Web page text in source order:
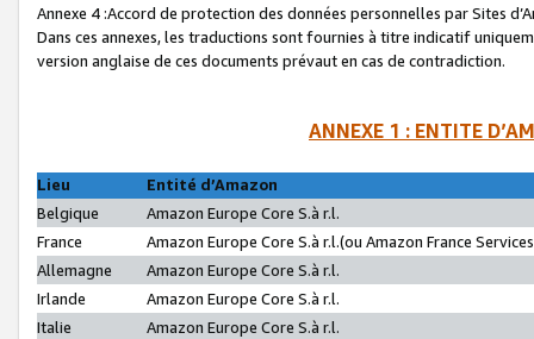
Annexe 4 :Accord de protection des données personnelles par Sites
Dans ces annexes, les traductions sont fournies à titre indicatif
version anglaise de ces documents prévaut en cas de contradiction.
ANNEXE 1 : ENTITE
Lieu
Entité d’Amazon
Belgique
Amazon Europe Core S.à r.l.
France
Amazon Europe Core S.à r.l.(ou Amazon France
Allemagne
Amazon Europe Core S.à r.l.
Irlande
Amazon Europe Core S.à r.l.
Italie
Amazon Europe Core S.à r.l.